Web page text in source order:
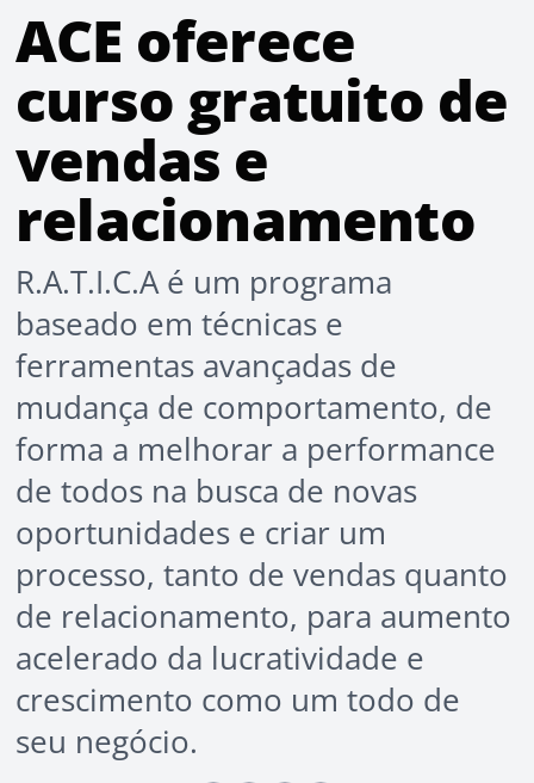
ACE oferece
curso gratuito de
vendas e
relacionamento
R.A.T.I.C.A é um programa
baseado em técnicas e
ferramentas avançadas de
mudança de comportamento, de
forma a melhorar a performance
de todos na busca de novas
oportunidades e criar um
processo, tanto de vendas quanto
de relacionamento, para aumento
acelerado da lucratividade e
crescimento como um todo de
seu negócio.